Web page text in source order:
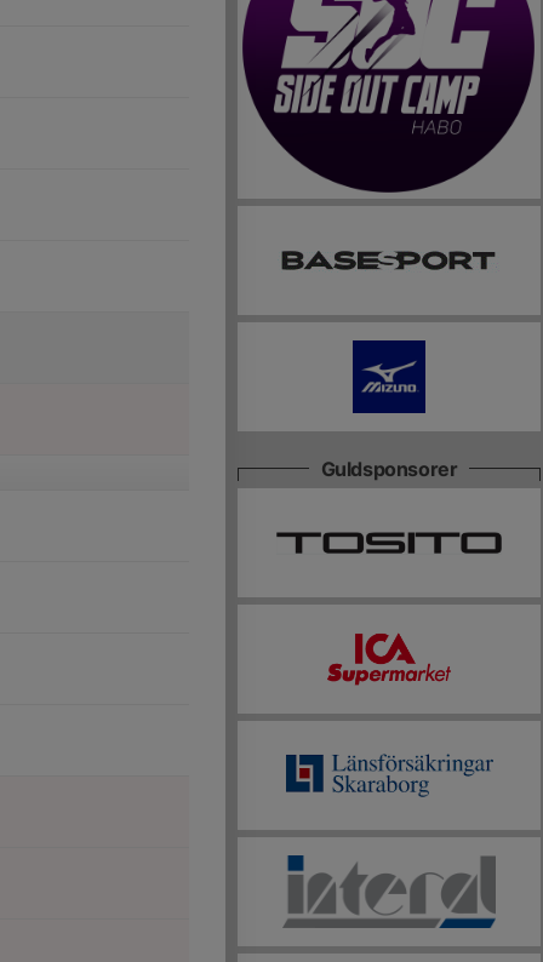
Guldsponsorer